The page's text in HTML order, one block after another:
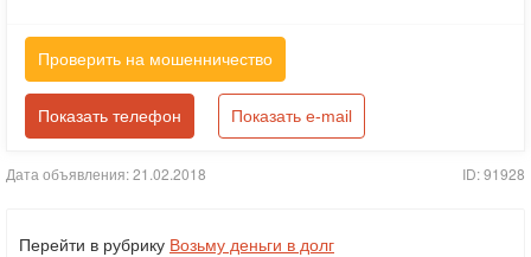
Проверить на мошенничество
Показать телефон Показать e-mail
Дата объявления: 21.02.2018 ID: 91928
Перейти в рубрику Возьму деньги в долг